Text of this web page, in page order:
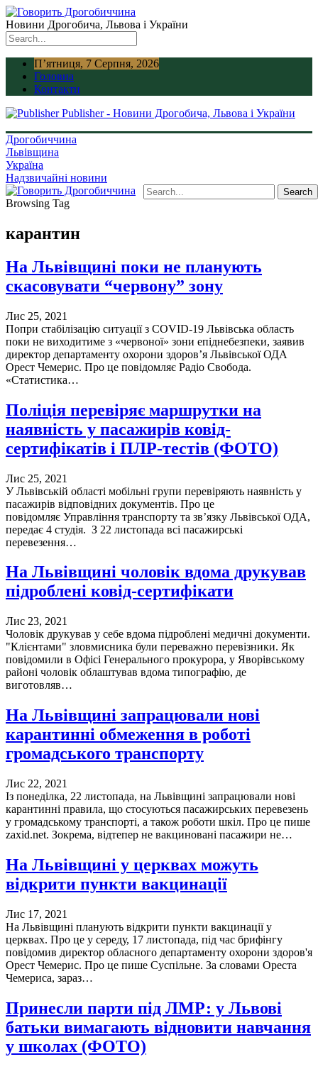
Новини Дрогобича, Львова і України
П’ятниця, 7 Серпня, 2026
Головна
Контакти
Publisher - Новини Дрогобича, Львова і України
Дрогобиччина
Львівщина
Україна
Надзвичайні новини
Browsing Tag
карантин
На Львівщині поки не планують
скасовувати “червону” зону
Лис 25, 2021
Попри стабілізацію ситуації з COVID-19 Львівська область
поки не виходитиме з «червоної» зони епіднебезпеки, заявив
директор департаменту охорони здоров’я Львівської ОДА
Орест Чемерис. Про це повідомляє Радіо Свобода.
«Статистика…
Поліція перевіряє маршрутки на
наявність у пасажирів ковід-
сертифікатів і ПЛР-тестів (ФОТО)
Лис 25, 2021
У Львівській області мобільні групи перевіряють наявність у
пасажирів відповідних документів. Про це
повідомляє Управління транспорту та зв’язку Львівської ОДА,
передає 4 студія. З 22 листопада всі пасажирські
перевезення…
На Львівщині чоловік вдома друкував
підроблені ковід-сертифікати
Лис 23, 2021
Чоловік друкував у себе вдома підроблені медичні документи.
"Клієнтами" зловмисника були переважно перевізники. Як
повідомили в Офісі Генерального прокурора, у Яворівському
районі чоловік облаштував вдома типографію, де
виготовляв…
На Львівщині запрацювали нові
карантинні обмеження в роботі
громадського транспорту
Лис 22, 2021
Із понеділка, 22 листопада, на Львівщині запрацювали нові
карантинні правила, що стосуються пасажирських перевезень
у громадському транспорті, а також роботи шкіл. Про це пише
zaxid.net. Зокрема, відтепер не вакциновані пасажири не…
На Львівщині у церквах можуть
відкрити пункти вакцинації
Лис 17, 2021
На Львівщині планують відкрити пункти вакцинації у
церквах. Про це у середу, 17 листопада, під час брифінгу
повідомив директор обласного департаменту охорони здоров'я
Орест Чемерис. Про це пише Суспільне. За словами Ореста
Чемериса, зараз…
Принесли парти під ЛМР: у Львові
батьки вимагають відновити навчання
у школах (ФОТО)